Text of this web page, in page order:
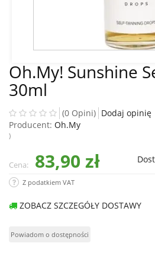
Oh.My! Sunshine
30ml
(0 Opini) Dodaj opinię
Producent: Oh.My
)
Cena: 83,90 zł
Z podatkiem VAT
ZOBACZ SZCZEGÓŁY DOSTAWY